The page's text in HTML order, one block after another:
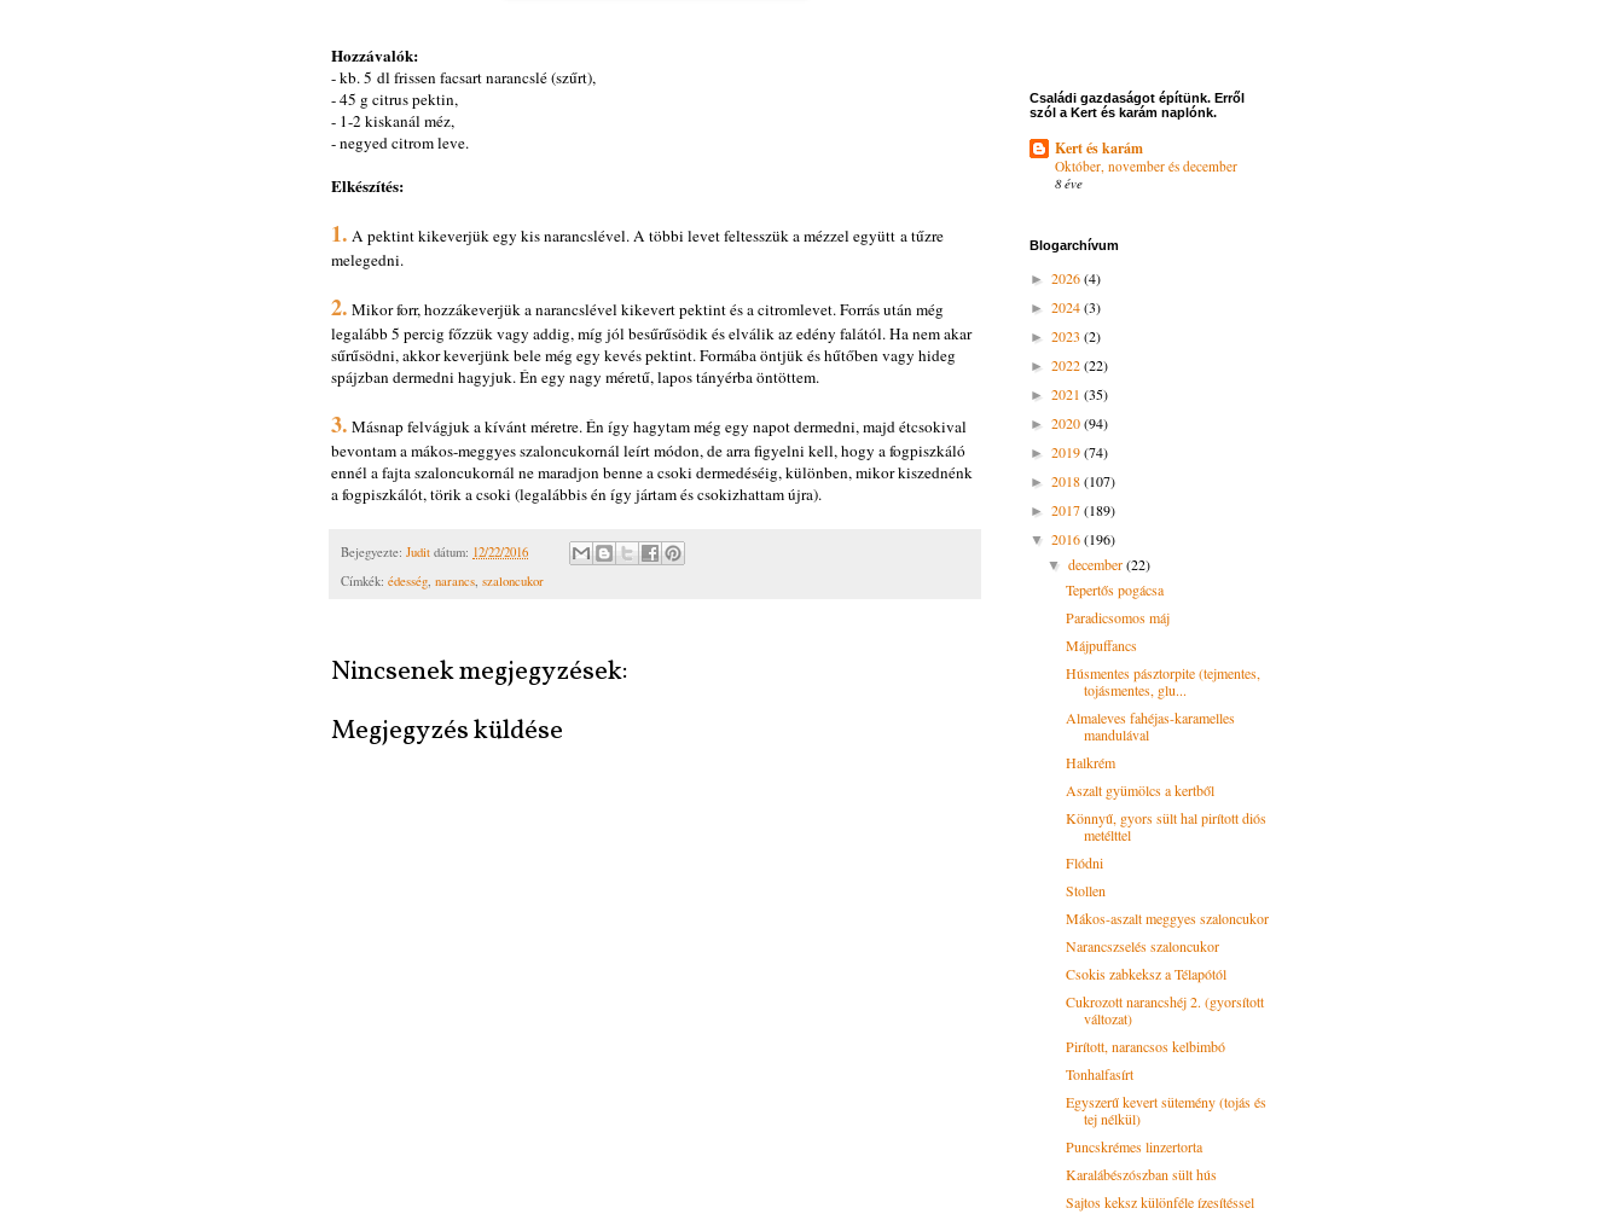
Hozzávalók:
- kb. 5 dl frissen facsart narancslé (szűrt),
- 45 g citrus pektin,
- 1-2 kiskanál méz,
- negyed citrom leve.
Elkészítés:
1. A pektint kikeverjük egy kis narancslével. A többi levet feltesszük a mézzel együtt a tűzre
melegedni.
2. Mikor forr, hozzákeverjük a narancslével kikevert pektint és a citromlevet. Forrás után még
legalább 5 percig főzzük vagy addig, míg jól besűrűsödik és elválik az edény falától. Ha nem akar
sűrűsödni, akkor keverjünk bele még egy kevés pektint. Formába öntjük és hűtőben vagy hideg
spájzban dermedni hagyjuk. Én egy nagy méretű, lapos tányérba öntöttem.
3. Másnap felvágjuk a kívánt méretre. Én így hagytam még egy napot dermedni, majd étcsokival
bevontam a mákos-meggyes szaloncukornál leírt módon, de arra figyelni kell, hogy a fogpiszkáló
ennél a fajta szaloncukornál ne maradjon benne a csoki dermedéséig, különben, mikor kiszednénk
a fogpiszkálót, törik a csoki (legalábbis én így jártam és csokizhattam újra).
Bejegyezte: Judit dátum: 12/22/2016
Címkék: édesség, narancs, szaloncukor
Nincsenek megjegyzések:
Megjegyzés küldése
Családi gazdaságot építünk. Erről
szól a Kert és karám naplónk.
Kert és karám
Október, november és december
8 éve
Blogarchívum
► 2026(4)
► 2024(3)
► 2023 (2)
► 2022(22)
► 2021 (35)
► 2020(94)
► 2019(74)
► 2018(107)
► 2017(189)
▼ 2016(196)
▼december(22)
Tepertős pogácsa
Paradicsomos máj
Májpuffancs
Húsmentes pásztorpite (tejmentes,
tojásmentes, glu...
Almaleves fahéjas-karamelles
mandulával
Halkrém
Aszalt gyümölcs a kertből
Könnyű, gyors sült hal pirított diós
metélttel
Flódni
Stollen
Mákos-aszalt meggyes szaloncukor
Narancszselés szaloncukor
Csokis zabkeksz a Télapótól
Cukrozott narancshéj 2. (gyorsított
változat)
Pirított, narancsos kelbimbó
Tonhalfasírt
Egyszerű kevert sütemény (tojás és
tej nélkül)
Puncskrémes linzertorta
Karalábészószban sült hús
Sajtos keksz különféle ízesítéssel